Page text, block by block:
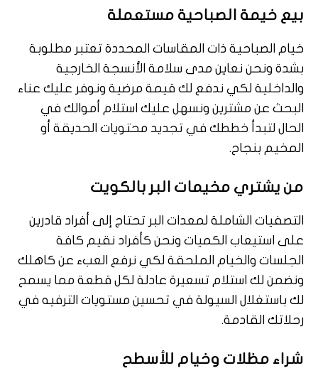
بيع خيمة الصباحية مستعملة
خيام الصباحية ذات المقاسات المحددة تعتبر مطلوبة
بشدة ونحن نعاين مدى سلامة الأنسجة الخارجية
والداخلية لكي ندفع لك قيمة مرضية ونوفر عليك عناء
البحث عن مشترين ونسهل عليك استلام أموالك في
الحال لتبدأ خططك في تجديد محتويات الحديقة أو
المخيم بنجاح.
من يشتري مخيمات البر بالكويت
التصفيات الشاملة لمعدات البر تحتاج إلى أفراد قادرين
على استيعاب الكميات ونحن كأفراد نقيم كافة
الجلسات والخيام الملحقة لكي نرفع العبء عن كاهلك
ونضمن لك استلام تسعيرة عادلة لكل قطعة مما يسمح
لك باستغلال السيولة في تحسين مستويات الترفيه في
رحلاتك القادمة.
شراء مظلات وخيام للأسطح